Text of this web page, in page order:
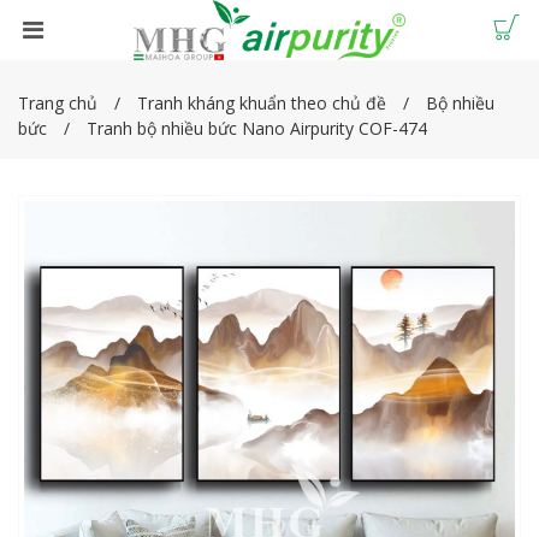
Trang chủ Tranh kháng khuẩn theo chủ đề
Bộ nhiều
bức
Tranh bộ nhiều bức Nano Airpurity COF-474